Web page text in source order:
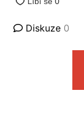
Diskuze 0